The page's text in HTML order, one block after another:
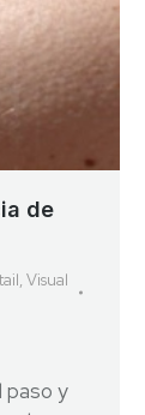
de
, Visual
paso y